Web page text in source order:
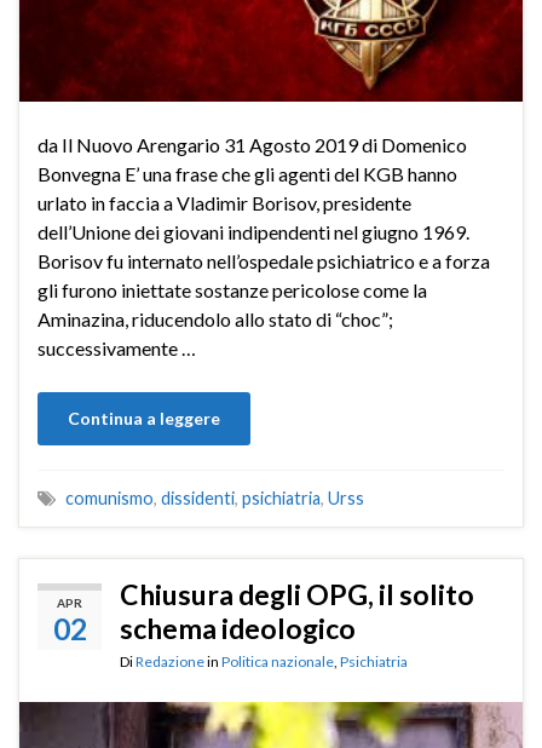
da Il Nuovo Arengario 31 Agosto 2019 di Domenico
Bonvegna E’ una frase che gli agenti del KGB hanno
urlato in faccia a Vladimir Borisov, presidente
dell’Unione dei giovani indipendenti nel giugno 1969.
Borisov fu internato nell’ospedale psichiatrico e a forza
gli furono iniettate sostanze pericolose come la
Aminazina, riducendolo allo stato di “choc”;
successivamente …
Continua a leggere
comunismo, dissidenti, psichiatria, Urss
APR
02
Chiusura degli OPG, il solito
schema ideologico
DiRedazionein Politica nazionale, Psichiatria